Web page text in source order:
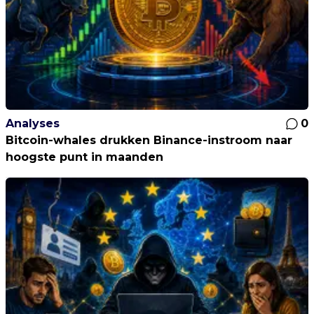
Analyses
0
Bitcoin-whales drukken Binance-instroom naar
hoogste punt in maanden